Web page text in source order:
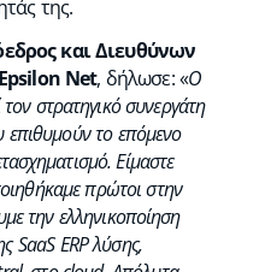
της.
και Διευθύνων
Net, δήλωσε: «Ο
στρατηγικό συνεργάτη
το επόμενο
Είμαστε
πρώτοι στην
την ελληνικοποίηση
SaaS ERP λύσης,